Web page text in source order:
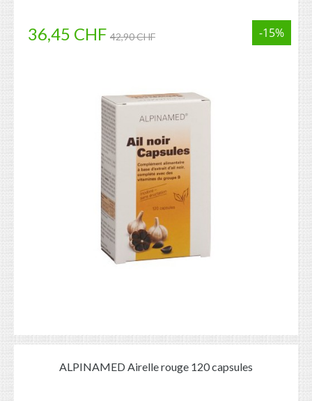
36,45 CHF 42,90 CHF -15%
ALPINAMED Airelle rouge 120 capsules